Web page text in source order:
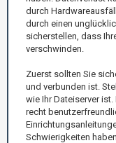
durch
durch einen
sicherstellen, dass
verschwinden.
Zuerst sollten Sie
und verbunden ist.
wie Ihr Dateiserver
recht
Schwierigkeiten